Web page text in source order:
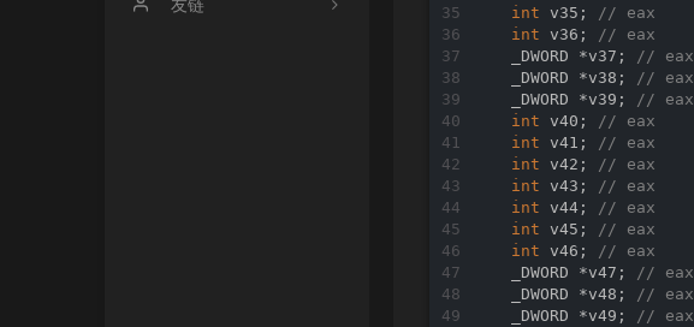
关于友链
int v35;
// eax
int v36;
// eax
  _DWORD *v37;
// eax
  _DWORD *v38;
// eax
  _DWORD *v39;
// eax
int v40;
// eax
int v41;
// eax
int v42;
// eax
int v43;
// eax
int v44;
// eax
int v45;
// eax
int v46;
// eax
  _DWORD *v47;
// eax
  _DWORD *v48;
// eax
  _DWORD *v49;
// eax